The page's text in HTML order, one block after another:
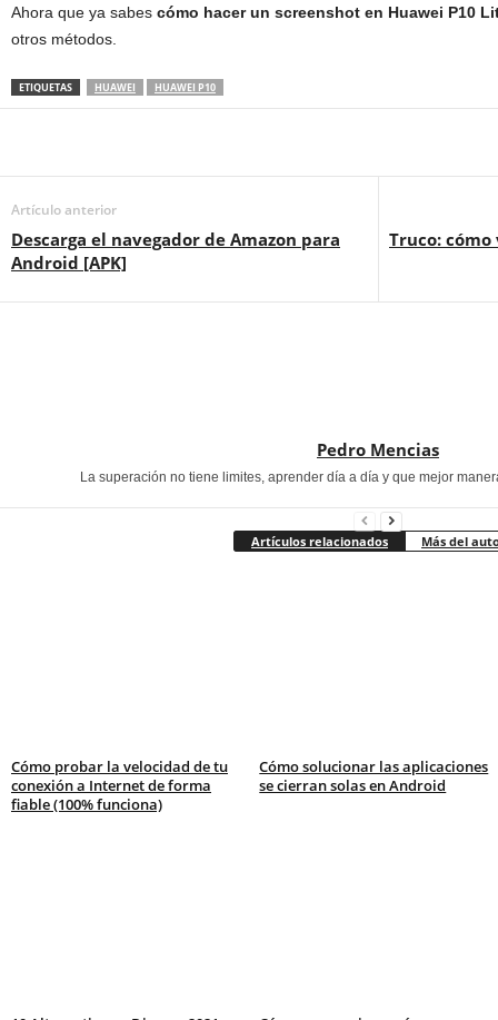
Ahora que ya sabes cómo hacer un screenshot en Huawei P10
otros métodos.
ETIQUETAS HUAWEI HUAWEI P10
Artículo anterior
Descarga el navegador de Amazon para
Android [APK]
Truco:
Pedro Mencias
La superación no tiene limites, aprender día a día y que mejor
Artículos relacionados Más del
Cómo probar la velocidad de tu
conexión a Internet de forma
fiable (100% funciona)
Cómo solucionar las aplicaciones
se cierran solas en Android